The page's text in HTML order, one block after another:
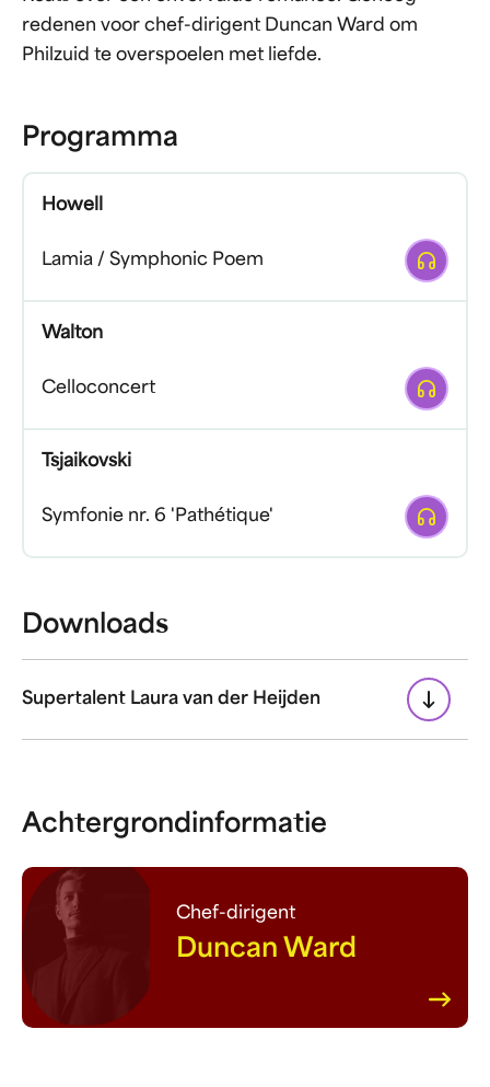
redenen voor chef-dirigent Duncan Ward om
Philzuid te overspoelen met liefde.
Programma
Howell
Lamia / Symphonic Poem Afspelen
Walton
Celloconcert Afspelen
Tsjaikovski
Symfonie nr. 6 'Pathétique' Afspelen
Downloads
Supertalent Laura van der Heijden
Achtergrondinformatie
Chef-dirigent
Duncan Ward